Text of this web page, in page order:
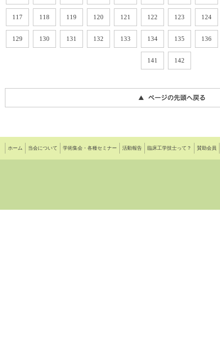
117 118 119 120 121 122 123 124
129 130 131 132 133 134 135 136
141 142
ホーム 当会について 学術集会・各種セミナー 活動報告 臨床工学技士って？ 賛助会員